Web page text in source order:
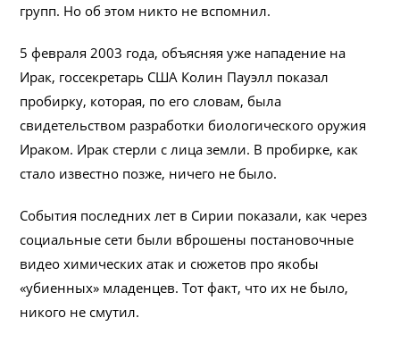
групп. Но об этом никто не вспомнил.
5 февраля 2003 года, объясняя уже нападение на
Ирак, госсекретарь США Колин Пауэлл показал
пробирку, которая, по его словам, была
свидетельством разработки биологического оружия
Ираком. Ирак стерли с лица земли. В пробирке, как
стало известно позже, ничего не было.
События последних лет в Сирии показали, как через
социальные сети были вброшены постановочные
видео химических атак и сюжетов про якобы
«убиенных» младенцев. Тот факт, что их не было,
никого не смутил.